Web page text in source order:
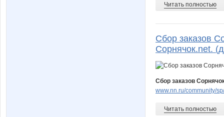
Читать полностью
Сбор заказов
Сорнячок.net.
Сбор заказов
www.nn.ru/community/
Читать полностью